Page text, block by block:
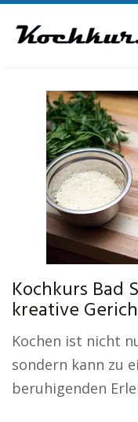
Kochkurs Bad
kreative
Kochen ist nicht
sondern kann zu
beruhigenden